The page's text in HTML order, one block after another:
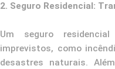
2. Seguro Residencial:
Um seguro
imprevistos, como
desastres naturais.